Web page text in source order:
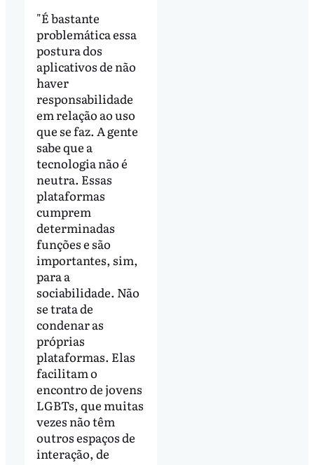
"É bastante
problemática essa
postura dos
aplicativos de não
haver
responsabilidade
em relação ao uso
que se faz. A gente
sabe que a
tecnologia não é
neutra. Essas
plataformas
cumprem
determinadas
funções e são
importantes, sim,
para a
sociabilidade. Não
se trata de
condenar as
próprias
plataformas. Elas
facilitam o
encontro de jovens
LGBTs, que muitas
vezes não têm
outros espaços de
interação, de